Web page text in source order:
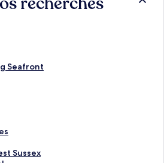
Seafront
Sussex